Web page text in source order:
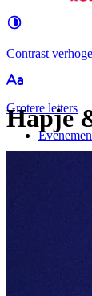
Contrast
Grotere letters
Hapje